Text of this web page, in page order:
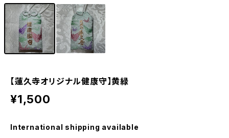
【蓮久寺オリジナル健康守】黄緑
¥1,500
International shipping available